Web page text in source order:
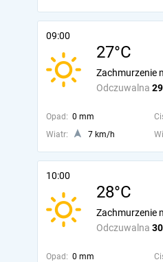
09:00
27°C
Odczuwalna
Zachmurzenie
Opad: 0 mm
Wiatr:
7 km/h
10:00
28°C
Odczuwalna
Zachmurzenie
Opad: 0 mm